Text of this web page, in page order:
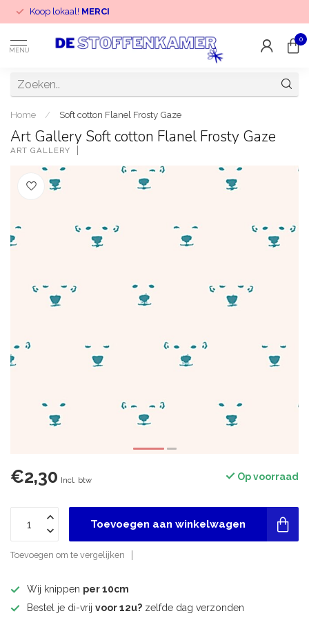
Koop lokaal! MERCI
MENU
0
Home / Soft cotton Flanel Frosty Gaze
Art Gallery Soft cotton Flanel Frosty Gaze
ART GALLERY
€2,30 Incl. btw Op voorraad
Toevoegen aan winkelwagen
Toevoegen om te vergelijken
Wij knippen per 10cm
Bestel je di-vrij voor 12u? zelfde dag verzonden